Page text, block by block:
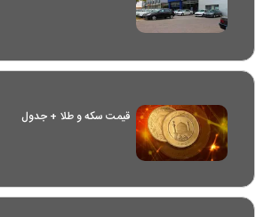
قیمت سکه و طلا + جدول